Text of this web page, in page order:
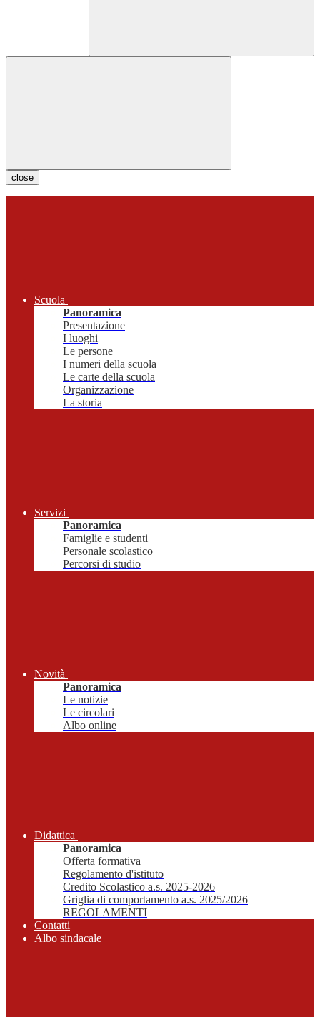
close
Scuola
Panoramica
Presentazione
I luoghi
Le persone
I numeri della scuola
Le carte della scuola
Organizzazione
La storia
Servizi
Panoramica
Famiglie e studenti
Personale scolastico
Percorsi di studio
Novità
Panoramica
Le notizie
Le circolari
Albo online
Didattica
Panoramica
Offerta formativa
Regolamento d'istituto
Credito Scolastico a.s. 2025-2026
Griglia di comportamento a.s. 2025/2026
REGOLAMENTI
Contatti
Albo sindacale